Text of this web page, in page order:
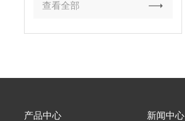
查看全部
产品中心 新闻中心